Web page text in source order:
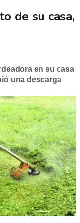
de su casa,
en su casa
una descarga